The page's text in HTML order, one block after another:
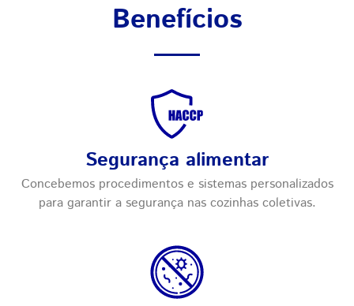
Benefícios
Segurança alimentar
Concebemos procedimentos e sistemas personalizados
para garantir a segurança nas cozinhas coletivas.